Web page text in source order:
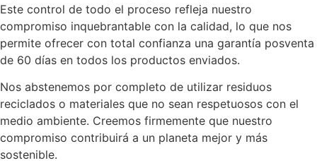
Este control de todo el proceso refleja nuestro
compromiso inquebrantable con la calidad, lo que nos
permite ofrecer con total confianza una garantía posventa
de 60 días en todos los productos enviados.
Nos abstenemos por completo de utilizar residuos
reciclados o materiales que no sean respetuosos con el
medio ambiente. Creemos firmemente que nuestro
compromiso contribuirá a un planeta mejor y más
sostenible.